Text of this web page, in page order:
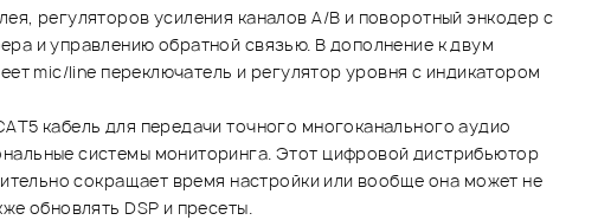
регуляторов усиления каналов А/В и поворотный энкодер с
и управлению обратной связью. В дополнение к двум
mic/line переключатель и регулятор уровня с индикатором
кабель для передачи точного многоканального аудио
системы мониторинга. Этот цифровой дистрибьютор
сокращает время настройки или вообще она может не
обновлять DSP и пресеты.